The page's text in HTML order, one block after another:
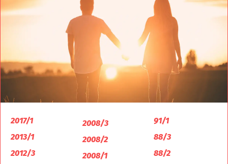
2017/1
2013/1
2012/3
2008/3
2008/2
2008/1
91/1
88/3
88/2